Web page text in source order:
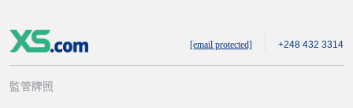
[email protected] +248 432 3314
監管牌照